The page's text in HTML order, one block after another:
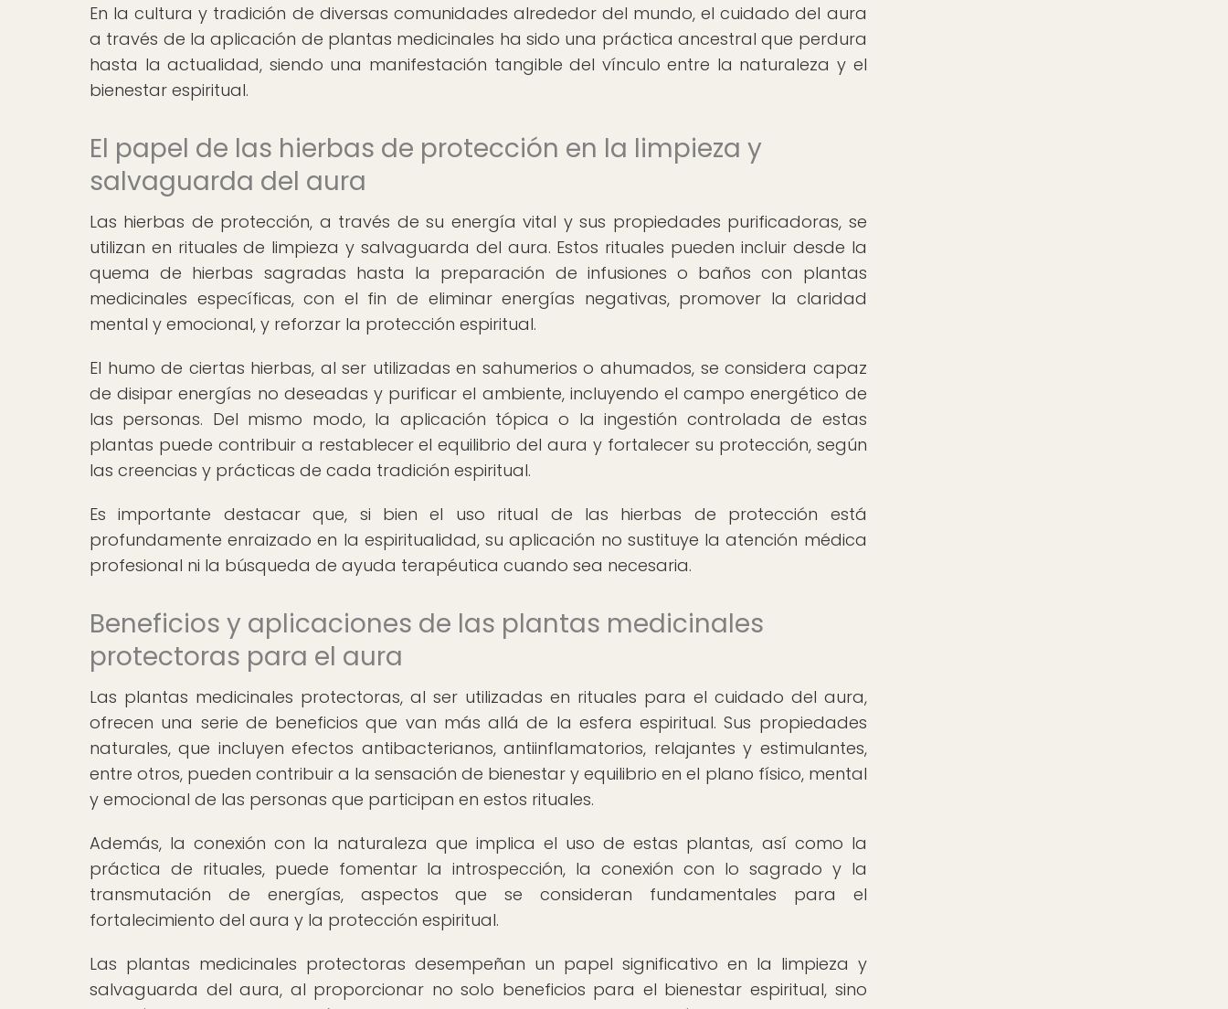
En la cultura y tradición de diversas comunidades alrededor del mundo, el cuidado del aura
a través de la aplicación de plantas medicinales ha sido una práctica ancestral que perdura
hasta la actualidad, siendo una manifestación tangible del vínculo entre la naturaleza y el
bienestar espiritual.
El papel de las hierbas de protección en la limpieza y
salvaguarda del aura
Las hierbas de protección, a través de su energía vital y sus propiedades purificadoras, se
utilizan en rituales de limpieza y salvaguarda del aura. Estos rituales pueden incluir desde la
quema de hierbas sagradas hasta la preparación de infusiones o baños con plantas
medicinales específicas, con el fin de eliminar energías negativas, promover la claridad
mental y emocional, y reforzar la protección espiritual.
El humo de ciertas hierbas, al ser utilizadas en sahumerios o ahumados, se considera capaz
de disipar energías no deseadas y purificar el ambiente, incluyendo el campo energético de
las personas. Del mismo modo, la aplicación tópica o la ingestión controlada de estas
plantas puede contribuir a restablecer el equilibrio del aura y fortalecer su protección, según
las creencias y prácticas de cada tradición espiritual.
Es importante destacar que, si bien el uso ritual de las hierbas de protección está
profundamente enraizado en la espiritualidad, su aplicación no sustituye la atención médica
profesional ni la búsqueda de ayuda terapéutica cuando sea necesaria.
Beneficios y aplicaciones de las plantas medicinales
protectoras para el aura
Las plantas medicinales protectoras, al ser utilizadas en rituales para el cuidado del aura,
ofrecen una serie de beneficios que van más allá de la esfera espiritual. Sus propiedades
naturales, que incluyen efectos antibacterianos, antiinflamatorios, relajantes y estimulantes,
entre otros, pueden contribuir a la sensación de bienestar y equilibrio en el plano físico, mental
y emocional de las personas que participan en estos rituales.
Además, la conexión con la naturaleza que implica el uso de estas plantas, así como la
práctica de rituales, puede fomentar la introspección, la conexión con lo sagrado y la
transmutación de energías, aspectos que se consideran fundamentales para el
fortalecimiento del aura y la protección espiritual.
Las plantas medicinales protectoras desempeñan un papel significativo en la limpieza y
salvaguarda del aura, al proporcionar no solo beneficios para el bienestar espiritual, sino